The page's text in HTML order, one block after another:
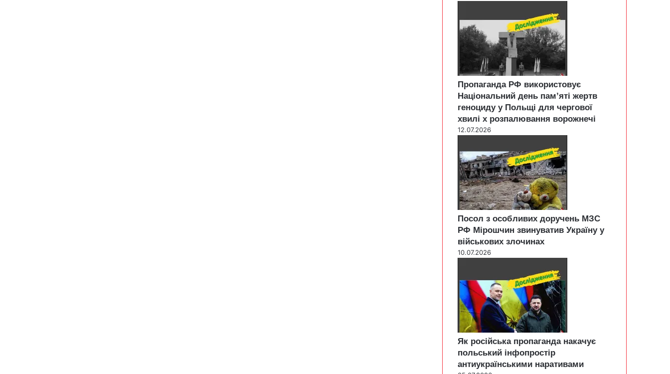
Пропаганда РФ використовує
Національний день пам’яті жертв
геноциду у Польщі для чергової
хвилі х розпалювання ворожнечі
12.07.2026
Посол з особливих доручень МЗС
РФ Мірошчин звинуватив Україну у
військових злочинах
10.07.2026
Як російська пропаганда накачує
польський інфопростір
антиукраїнськими наративами